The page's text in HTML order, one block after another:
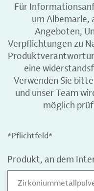
Für
um Albemarle,
Angeboten,
Verpflichtungen zu
eine
Verwenden Sie
und unser Team
möglich
*Pflichtfeld*
Produkt, an dem